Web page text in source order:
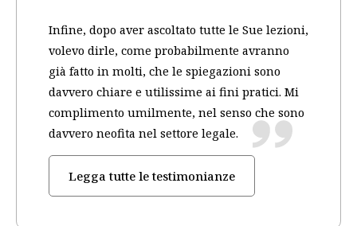
Infine, dopo aver ascoltato tutte le Sue lezioni,
volevo dirle, come probabilmente avranno
già fatto in molti, che le spiegazioni sono
davvero chiare e utilissime ai fini pratici. Mi
complimento umilmente, nel senso che sono
davvero neofita nel settore legale.
Legga tutte le testimonianze